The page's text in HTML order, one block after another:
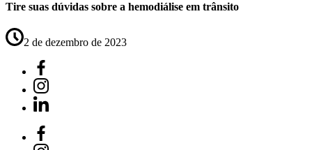
Tire suas dúvidas sobre a hemodiálise em trânsito
2 de dezembro de 2023